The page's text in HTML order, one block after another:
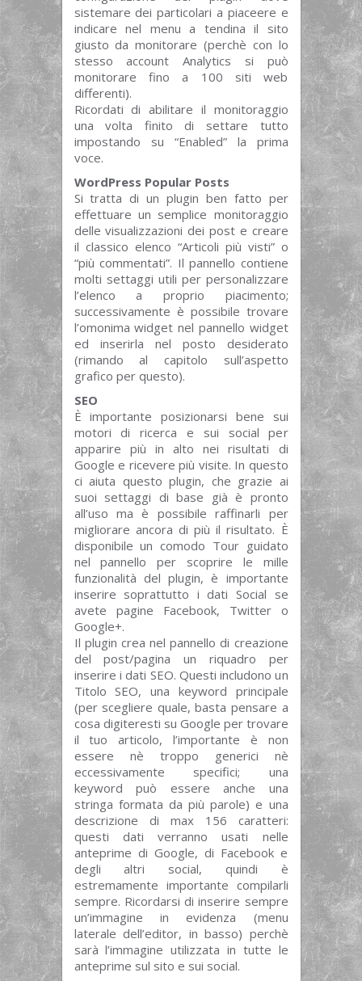
sistemare dei particolari a piaceere e
indicare nel menu a tendina il sito
giusto da monitorare (perchè con lo
stesso account Analytics si può
monitorare fino a 100 siti web
differenti).
Ricordati di abilitare il monitoraggio
una volta finito di settare tutto
impostando su “Enabled” la prima
voce.
WordPress Popular Posts
Si tratta di un plugin ben fatto per
effettuare un semplice monitoraggio
delle visualizzazioni dei post e creare
il classico elenco “Articoli più visti” o
“più commentati”. Il pannello contiene
molti settaggi utili per personalizzare
l’elenco a proprio piacimento;
successivamente è possibile trovare
l’omonima widget nel pannello widget
ed inserirla nel posto desiderato
(rimando al capitolo sull’aspetto
grafico per questo).
SEO
È importante posizionarsi bene sui
motori di ricerca e sui social per
apparire più in alto nei risultati di
Google e ricevere più visite. In questo
ci aiuta questo plugin, che grazie ai
suoi settaggi di base già è pronto
all’uso ma è possibile raffinarli per
migliorare ancora di più il risultato. È
disponibile un comodo Tour guidato
nel pannello per scoprire le mille
funzionalità del plugin, è importante
inserire soprattutto i dati Social se
avete pagine Facebook, Twitter o
Google+.
Il plugin crea nel pannello di creazione
del post/pagina un riquadro per
inserire i dati SEO. Questi includono un
Titolo SEO, una keyword principale
(per scegliere quale, basta pensare a
cosa digiteresti su Google per trovare
il tuo articolo, l’importante è non
essere nè troppo generici nè
eccessivamente specifici; una
keyword può essere anche una
stringa formata da più parole) e una
descrizione di max 156 caratteri:
questi dati verranno usati nelle
anteprime di Google, di Facebook e
degli altri social, quindi è
estremamente importante compilarli
sempre. Ricordarsi di inserire sempre
un’immagine in evidenza (menu
laterale dell’editor, in basso) perchè
sarà l’immagine utilizzata in tutte le
anteprime sul sito e sui social.